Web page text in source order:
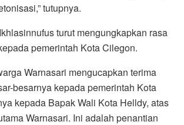
tutupnya.
turut mengungkapkan rasa
pemerintah Kota Cilegon.
Warnasari mengucapkan terima
besarnya kepada pemerintah Kota
kepada Bapak Wali Kota Helldy, atas
Warnasari. Ini adalah penantian